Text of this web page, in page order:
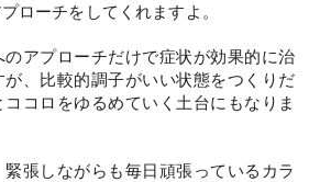
ローチをしてくれますよ。
のアプローチだけで症状が効果的に治
、比較的調子がいい状態をつくりだ
コロをゆるめていく土台にもなりま
張しながらも毎日頑張っているカラ